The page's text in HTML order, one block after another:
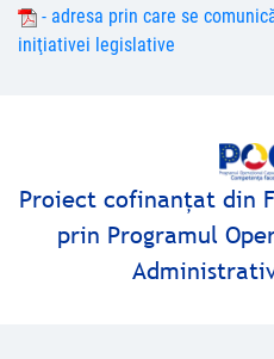
- adresa prin care se
iniţiativei legislative
Proiect cofinanţat din
prin Programul